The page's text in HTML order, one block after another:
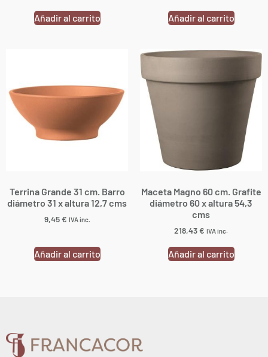
Añadir al carrito Añadir al carrito
Terrina Grande 31 cm. Barro
diámetro 31 x altura 12,7 cms
9,45€ IVA inc.
Añadir al carrito
Maceta Magno 60 cm. Grafite
diámetro 60 x altura 54,3
cms
218,43€ IVA inc.
Añadir al carrito